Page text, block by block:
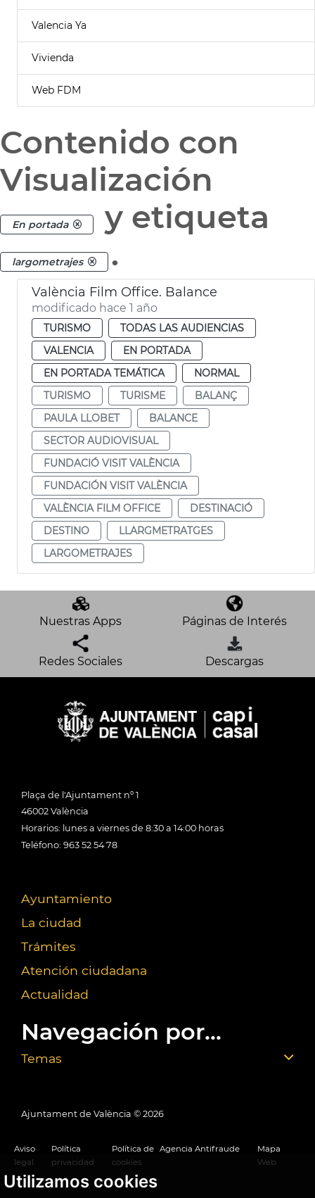
Utilizamos cookies
Valencia Ya
Vivienda
Web FDM
Contenido con
Visualización
En portada y etiqueta
largometrajes .
València Film Office. Balance
modificado hace 1 año
TURISMO
TODAS LAS AUDIENCIAS
VALENCIA
EN PORTADA
EN PORTADA TEMÁTICA
NORMAL
TURISMO
TURISME
BALANÇ
PAULA LLOBET
BALANCE
SECTOR AUDIOVISUAL
FUNDACIÓ VISIT VALÈNCIA
FUNDACIÓN VISIT VALÈNCIA
VALÈNCIA FILM OFFICE
DESTINACIÓ
DESTINO
LLARGMETRATGES
LARGOMETRAJES
Nuestras Apps Páginas de Interés
Redes Sociales Descargas
Plaça de l'Ajuntament nº 1
46002 València
Horarios: lunes a viernes de 8:30 a 14:00 horas
Teléfono: 963 52 54 78
Ayuntamiento
La ciudad
Trámites
Atención ciudadana
Actualidad
Navegación por...
Temas
Ajuntament de València © 2026
Aviso
legal
Política
privacidad
Política de
cookies
Agencia Antifraude
Mapa
Web